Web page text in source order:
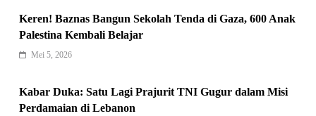
5
Kunci Rantai Pasok AI Global
Hukum & Kriminalitas
Keren! Baznas Bangun Sekolah Tenda di Gaza, 600 Anak
Palestina Kembali Belajar
Mei 5, 2026
Kabar Duka: Satu Lagi Prajurit TNI Gugur dalam Misi
Perdamaian di Lebanon